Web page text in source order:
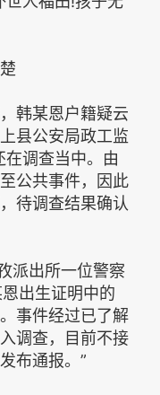
韩某恩户籍疑云
县公安局政工监
在调查当中。由
公共事件，因此
待调查结果确认
派出所一位警察
出生证明中的
事件经过已了解
调查，目前不接
布通报。”